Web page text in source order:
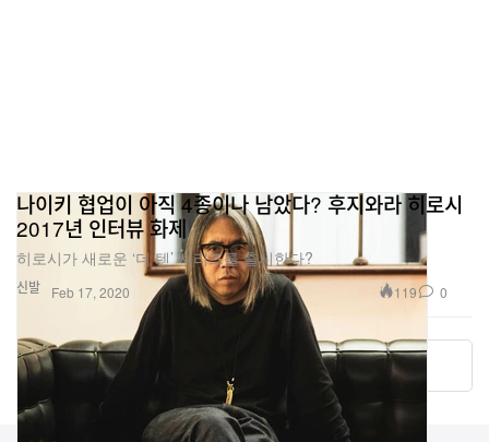
신발
나이키 협업이 아직 4종이나 남았다? 후지와라 히로시
2017년 인터뷰 화제
히로시가 새로운 ‘더 텐’ 시리즈를 출시한다?
Feb 17, 2020 119 0